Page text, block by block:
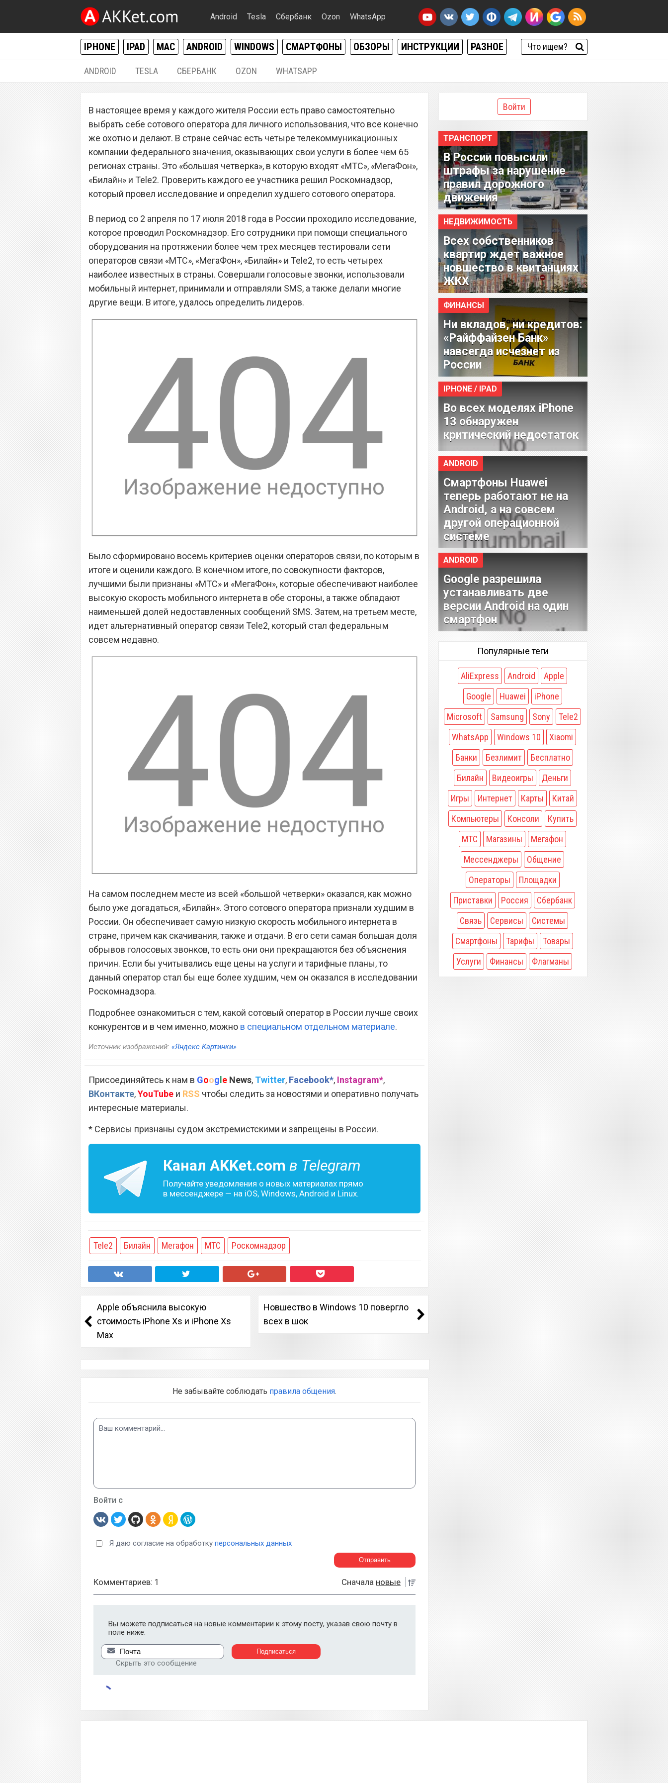
Android Tesla Сбербанк Ozon WhatsApp
IPHONE IPAD MAC ANDROID WINDOWS СМАРТФОНЫ ОБЗОРЫ ИНСТРУКЦИИ РАЗНОЕ
ANDROID TESLA СБЕРБАНК OZON WHATSAPP
«МТС», «МегаФон», «Билайн» или Tele2.
Кто худший сотовый оператор в России?
В настоящее время у каждого жителя России есть право самостоятельно
выбрать себе сотового оператора для личного использования, что все конечно
же охотно и делают. В стране сейчас есть четыре телекоммуникационных
компании федерального значения, оказывающих свои услуги в более чем 65
регионах страны. Это «большая четверка», в которую входят «МТС», «МегаФон»,
«Билайн» и Tele2. Проверить каждого ее участника решил Роскомнадзор,
который провел исследование и определил худшего сотового оператора.
В период со 2 апреля по 17 июля 2018 года в России проходило исследование,
которое проводил Роскомнадзор. Его сотрудники при помощи специального
оборудования на протяжении более чем трех месяцев тестировали сети
операторов связи «МТС», «МегаФон», «Билайн» и Tele2, то есть четырех
наиболее известных в страны. Совершали голосовые звонки, использовали
мобильный интернет, принимали и отправляли SMS, а также делали многие
другие вещи. В итоге, удалось определить лидеров.
Было сформировано восемь критериев оценки операторов связи, по которым в
итоге и оценили каждого. В конечном итоге, по совокупности факторов,
лучшими были признаны «МТС» и «МегаФон», которые обеспечивают наиболее
высокую скорость мобильного интернета в обе стороны, а также обладают
наименьшей долей недоставленных сообщений SMS. Затем, на третьем месте,
идет альтернативный оператор связи Tele2, который стал федеральным
совсем недавно.
На самом последнем месте из всей «большой четверки» оказался, как можно
было уже догадаться, «Билайн». Этого сотового оператора признали худшим в
России. Он обеспечивает самую низкую скорость мобильного интернета в
стране, причем как скачивания, также и отдачи. В его сети самая большая доля
обрывов голосовых звонков, то есть они они прекращаются без объяснения
причин. Если бы учитывались еще цены на услуги и тарифные планы, то
данный оператор стал бы еще более худшим, чем он оказался в исследовании
Роскомнадзора.
Подробнее ознакомиться с тем, какой сотовый оператор в России лучше своих
конкурентов и в чем именно, можно в специальном отдельном материале.
Источник изображений: «Яндекс Картинки»
Присоединяйтесь к нам в Google News, Twitter, Facebook*, Instagram*,
ВКонтакте,YouTube и RSS чтобы следить за новостями и оперативно получать
интересные материалы.
* Сервисы признаны судом экстремистскими и запрещены в России.
Канал AKKet.com в Telegram
Получайте уведомления о новых материалах прямо
в мессенджере — на iOS, Windows, Android и Linux.
Tele2 Билайн Мегафон МТС Роскомнадзор
Apple объяснила высокую
стоимость iPhone Xs и iPhone Xs
Max
Новшество в Windows 10 повергло
всех в шок
Не забывайте соблюдать правила общения.
Войти с
Я даю согласие на обработку персональных данных
Комментариев: 1 Сначала новые
Вы можете подписаться на новые комментарии к этому посту, указав свою почту в
поле ниже:
Скрыть это сообщение
Войти
ТРАНСПОРТ
В России повысили
штрафы за нарушение
правил дорожного
движения
НЕДВИЖИМОСТЬ
Всех собственников
квартир ждет важное
новшество в квитанциях
ЖКХ
ФИНАНСЫ
Ни вкладов, ни кредитов:
«Райффайзен Банк»
навсегда исчезнет из
России
IPHONE / IPAD
Во всех моделях iPhone
13 обнаружен
критический недостаток
ANDROID
Смартфоны Huawei
теперь работают не на
Android, а на совсем
другой операционной
системе
ANDROID
Google разрешила
устанавливать две
версии Android на один
смартфон
Популярные теги
AliExpress Android
Apple
Google
Huawei
iPhone
Microsoft
Samsung Sony
Tele2
WhatsApp
Windows 10
Xiaomi
Банки
Безлимит
Бесплатно
Билайн
Видеоигры
Деньги
Игры
Интернет Карты
Китай
Компьютеры
Консоли
Купить
МТС
Магазины
Мегафон
Мессенджеры
Общение
Операторы
Площадки
Приставки
Россия
Сбербанк
Связь
Сервисы
Системы
Смартфоны
Тарифы
Товары
Услуги
Финансы Флагманы